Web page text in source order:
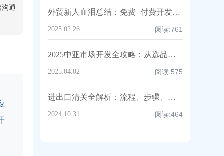
外贸新人血泪总结：免费+付费开发客户渠道全攻略（亲测爆单路径）
2025.02.26 阅读:761
2025中亚市场开发全攻略：从选品到落地的实战指南!
2025.04.02 阅读:575
进出口清关全解析：流程、步骤、效率提升与注意事项，超全知识点汇总！
2024.10.31 阅读:464
通